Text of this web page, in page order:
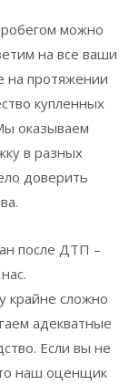
можно
на все ваши
на протяжении
купленных
оказываем
в разных
доверить
после ДТП –
крайне сложно
адекватные
Если вы не
наш оценщик